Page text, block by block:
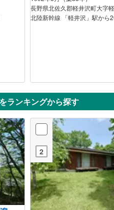
長野県北佐久郡軽井沢町大字
北陸新幹線 「軽井沢」駅から
ランキングから探す
2